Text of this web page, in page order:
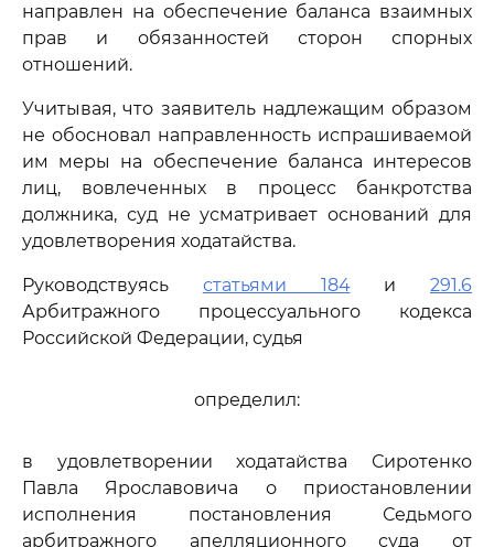
направлен на обеспечение баланса взаимных
прав и обязанностей сторон спорных
отношений.
Учитывая, что заявитель надлежащим образом
не обосновал направленность испрашиваемой
им меры на обеспечение баланса интересов
лиц, вовлеченных в процесс банкротства
должника, суд не усматривает оснований для
удовлетворения ходатайства.
Руководствуясь статьями 184и 291.6
Арбитражного процессуального кодекса
Российской Федерации, судья
определил:
в удовлетворении ходатайства Сиротенко
Павла Ярославовича о приостановлении
исполнения постановления Седьмого
арбитражного апелляционного суда от